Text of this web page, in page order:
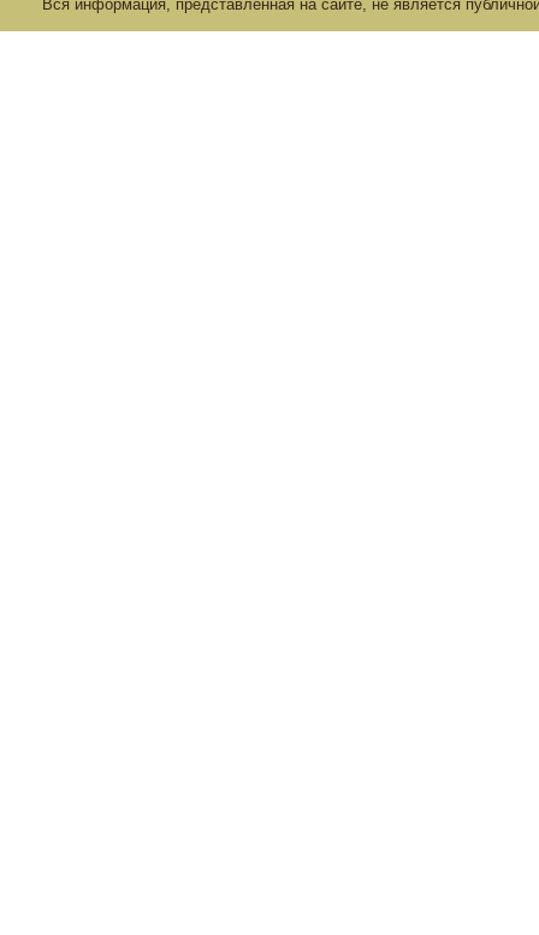
Вся информация, представленная на сайте, не является